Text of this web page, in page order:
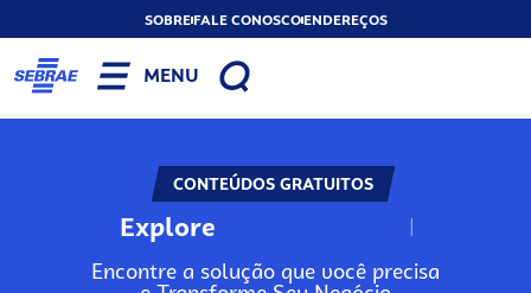
SOBREFALE CONOSCOENDEREÇOS
MENU
CONTEÚDOS GRATUITOS
Explore N
Encontre a solução que você precisa